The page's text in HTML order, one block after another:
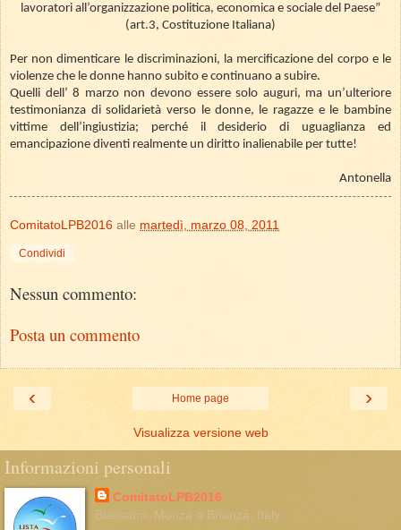
lavoratori all’organizzazione politica, economica e sociale del Paese”
(art.3, Costituzione Italiana)
Per non dimenticare le discriminazioni, la mercificazione del corpo e le
violenze che le donne hanno subito e continuano a subire.
Quelli dell’ 8 marzo non devono essere solo auguri, ma un’ulteriore
testimonianza di solidarietà verso le donne, le ragazze e le bambine
vittime dell’ingiustizia; perché il desiderio di uguaglianza ed
emancipazione diventi realmente un diritto inalienabile per tutte!
Antonella
ComitatoLPB2016 alle martedì, marzo 08, 2011
Condividi
Nessun commento:
Posta un commento
‹ ›
Home page
Visualizza versione web
Informazioni personali
ComitatoLPB2016
Biassono, Monza e Brianza, Italy